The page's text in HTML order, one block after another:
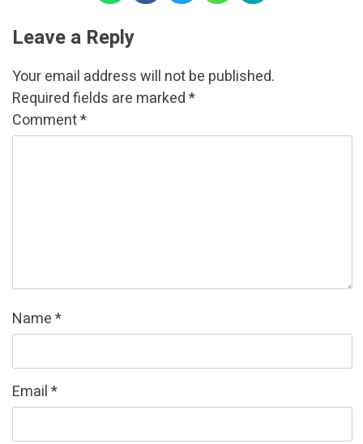
Leave a Reply
Your email address will not be published.
Required fields are marked*
Comment*
Name*
Email*